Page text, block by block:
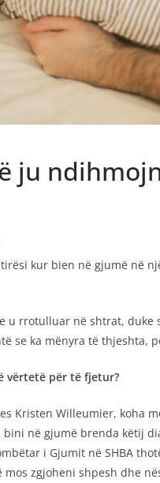
ju
kur bien në gjumë në
u rrotulluar në shtrat,
se ka mënyra të thjeshta,
vërtetë për të fjetur?
Kristen Willeumier, koha
bini në gjumë brenda këtij
i Gjumit në SHBA
mos zgjoheni shpesh dhe